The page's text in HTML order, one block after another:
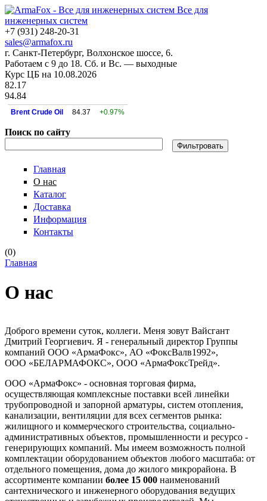
Все для
инженерных систем
+7 (931) 248-20-31
sales@armafox.ru
г. Санкт-Петербург, Волхонское шоссе, 6.
Работаем с 9 до 18. Сб. и Вс. — выходные
Курс ЦБ на 10.08.2026
82.17
94.84
Brent Crude Oil 84.37 +0.97%
Поиск по сайту
Главная
О нас
Каталог
Доставка
Информация
Контакты
(0)
Главная
О нас
Доброго времени суток, коллеги. Меня зовут Вайсгант
Дмитрий Георгиевич. Я - генеральный директор Группы
компаний ООО «АрмаФокс», АО «ФоксВалв1992»,
ООО «БЕЛАРМАФОКС», ООО «АрмаФоксТрейд».
ООО «АрмаФокс» - основная торговая фирма,
осуществляющая комплексные поставки всей линейки
трубопроводной и запорной арматуры, систем отопления,
канализации, вентиляции для всех сегментов рынка:
жилищного и коммерческого строительства, социально-
административных объектов, промышленности и ресурсо -
генерирующих компаний. Мы имеем возможность полной
комплектации оборудованием объектов любого масштаба: от
отдельного помещения, дома до жилого микрорайона. В
ассортименте компании более 15 000 наименований
сантехнического и инженерного оборудования ведущих